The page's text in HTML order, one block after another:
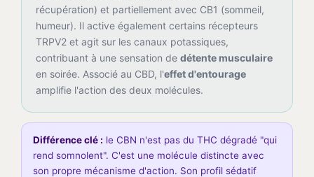
récupération) et partiellement avec CB1 (sommeil,
humeur). Il active également certains récepteurs
TRPV2 et agit sur les canaux potassiques,
contribuant à une sensation de détente musculaire
en soirée. Associé au CBD, l'effet d'entourage
amplifie l'action des deux molécules.
Différence clé : le CBN n'est pas du THC dégradé "qui
rend somnolent". C'est une molécule distincte avec
son propre mécanisme d'action. Son profil sédatif